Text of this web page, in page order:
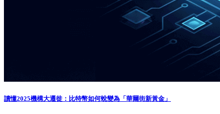
讀懂2025機構大遷徙：比特幣如何蛻變為「華爾街新黃金」